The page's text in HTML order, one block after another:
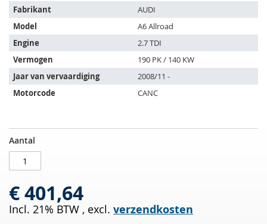
Het
artikel
past
op
de
volgende
voertuigen:
Fabrikant
AUDI
Model
A6 Allroad
Engine
2.7 TDI
Vermogen
190 PK / 140 KW
Jaar van vervaardiging
2008/11 -
Motorcode
CANC
Roetfilter
AUDI
2.7
TDI
(4FH,C6)
OP
VOORRAAD
Aantal
€ 401,64
Incl. 21% BTW , excl. verzendkosten
gallerij